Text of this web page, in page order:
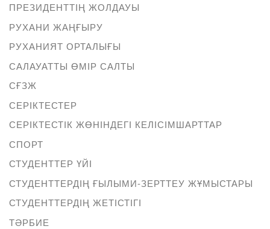
ПРЕЗИДЕНТТІҢ ЖОЛДАУЫ
РУХАНИ ЖАҢҒЫРУ
РУХАНИЯТ ОРТАЛЫҒЫ
САЛАУАТТЫ ӨМІР САЛТЫ
СҒЗЖ
СЕРІКТЕСТЕР
СЕРІКТЕСТІК ЖӨНІНДЕГІ КЕЛІСІМШАРТТАР
СПОРТ
СТУДЕНТТЕР ҮЙІ
СТУДЕНТТЕРДІҢ ҒЫЛЫМИ-ЗЕРТТЕУ ЖҰМЫСТАРЫ
СТУДЕНТТЕРДІҢ ЖЕТІСТІГІ
ТӘРБИЕ